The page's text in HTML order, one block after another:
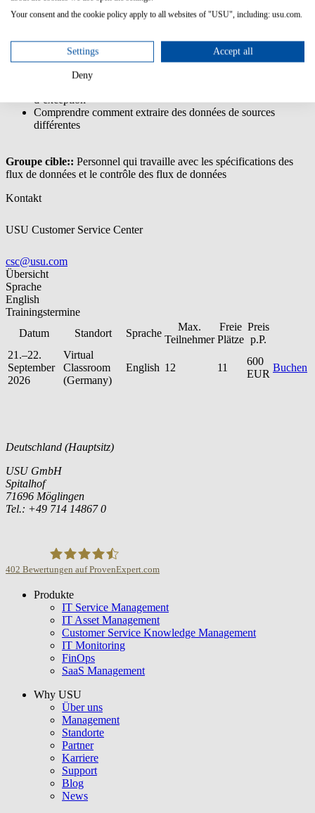
(extraire, transformer, charger)
Comprendre les modèles, les pré-processeurs et les
spécifications du traitement
d’exception
Comprendre comment extraire des données de sources
différentes
Groupe cible:: Personnel qui travaille avec les spécifications des
flux de données et le contrôle des flux de données
Kontakt
USU Customer Service Center
csc@usu.com
Übersicht
Sprache
English
Trainingstermine
Datum
Standort Sprache
Max.
Teilnehmer
Freie
Plätze
Preis
p.P.
21.–22.
September
2026
Virtual
Classroom
(Germany)
English 12 11
600
EUR
Buchen
Deutschland (Hauptsitz)
USU GmbH
Spitalhof
71696 Möglingen
Tel.: +49 714 14867 0
USU GmbH
402 Bewertungen auf ProvenExpert.com
Produkte
IT Service Management
IT Asset Management
Customer Service Knowledge Management
IT Monitoring
FinOps
SaaS Management
Why USU
Über uns
Management
Standorte
Partner
Karriere
Support
Blog
News
Your consent and the cookie policy apply to all websites of "USU", including: usu.com.
Settings Accept all
Deny